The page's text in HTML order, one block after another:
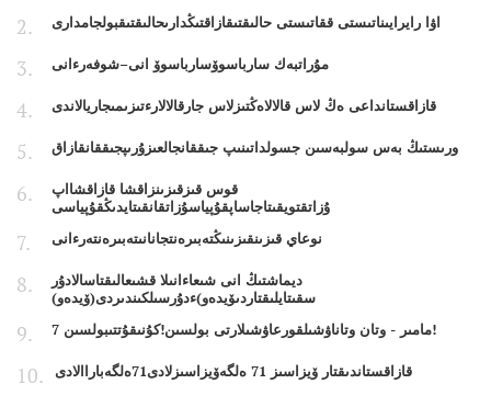
اۋا رايرايىناتىستى ققاتىستى حالىقتىقازاقتىڭدارىحالىقتىقبولجامدارى
مۇراتبەك سارباسوۆسارباسوۆ انى–شوفەرءانى
قازاقستانداعى ەڭ لاس قالالاەڭتىزلاس جارقالالارءتىزىمىجاريالاندى
ورىستىڭ بەس سولبەسىن جسولداتىنىپ جىققانجالعىزۇرىپجىققانقازاق
قوس قىزقىزىنزاقشا قازاقشااپ
ۇزاتقتويقىتاجاساپقۇپياسۇزاتقانقىتايدىڭقۇپياسى
نوعاي قىزىنقىزىنىڭتەبىرەنتجانانىتەبىرەنتەرءانى
ديماشتىڭ انى شىعاءانىلا قشىعالىقتاسالادۇر
سقىتايلىقتاردىۆيدەو)ءدۇرسىلكىندىردى(ۆيدەو)
7 مامىر - وتان وتاناۋشىلقورعاۋشىلارتى بولسىن!كۇنىقۇتتىبولسىن!
قازاقستاندىقتار ۆيزاسىز 71 ەلگەۆيزاسىزلادى71ەلگەباراالادى